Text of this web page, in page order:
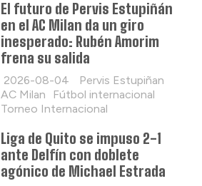
El futuro de Pervis Estupiñán
en el AC Milan da un giro
inesperado: Rubén Amorim
frena su salida
2026-08-04
Pervis Estupiñan
AC Milan
Fútbol internacional
Torneo Internacional
Liga de Quito se impuso 2-1
ante Delfín con doblete
agónico de Michael Estrada